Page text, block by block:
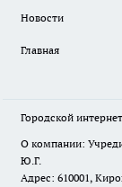
Новости
Главная
Городской
О компании:
Ю.Г.
Адрес: 610001,